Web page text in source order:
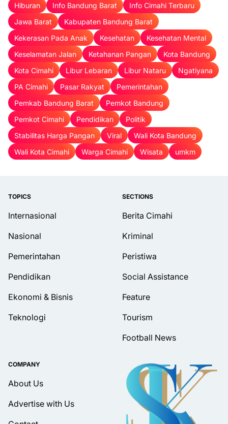
Hiburan
Info Bandung Barat
Info Cimahi Terbaru
Jawa Barat
Kabupaten Bandung Barat
Kekerasan Pada Anak
Kesehatan
Kesehatan Mental
Keselamatan Jalan
Ketahanan Pangan
Kota Bandung
Kota Cimahi
Libur Lebaran Libur Nataru
Ngatiyana
PA Cimahi
Pasar Rakyat
Pemerintahan
Pemkab Bandung Barat
Pemkot Bandung
Pemkot Cimahi
Pendidikan
Politik
Stabilitas Harga Pangan
Viral
Wali Kota Bandung
Wali Kota Cimahi
Warga Cimahi Wisata umkm
TOPICS
Internasional
Nasional
Pemerintahan
Pendidikan
Ekonomi & Bisnis
Teknologi
SECTIONS
Berita Cimahi
Kriminal
Peristiwa
Social Assistance
Feature
Tourism
Football News
COMPANY
About Us
Advertise with Us